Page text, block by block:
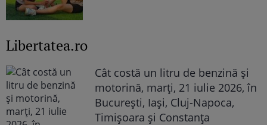
Libertatea.ro
Cât costă un litru de benzină și
motorină, marți, 21 iulie 2026, în
București, Iași, Cluj-Napoca,
Timișoara și Constanța